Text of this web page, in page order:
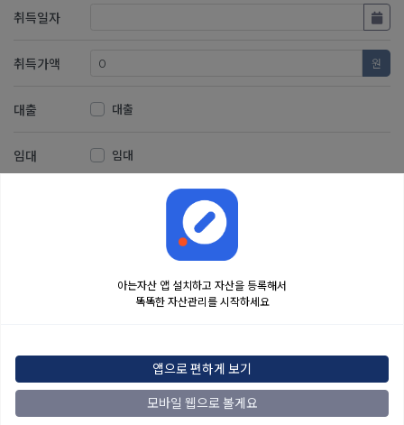
취득일자
취득가액 원
대출 대출
임대 임대
저장 취소
아는자산 앱 설치하고 자산을 등록해서
똑똑한 자산관리를 시작하세요
앱으로 편하게 보기
모바일 웹으로 볼게요
수 있습니다. 본 정보는 일반적인 시장 정보 제공을 위한 것이며 투자 권유 또는 자문에
해당하지 않습니다. 해당 정보로 인한 투자 결과에 법적인 책임을 지지 않으며, 투자
결정 및 책임은 전적으로 이용자에게 있습니다.